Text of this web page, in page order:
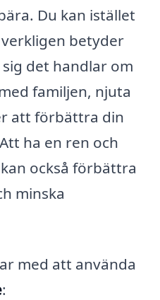
Du kan istället
betyder
det handlar om
familjen, njuta
att förbättra din
ha en ren och
också förbättra
minska
med att använda
: